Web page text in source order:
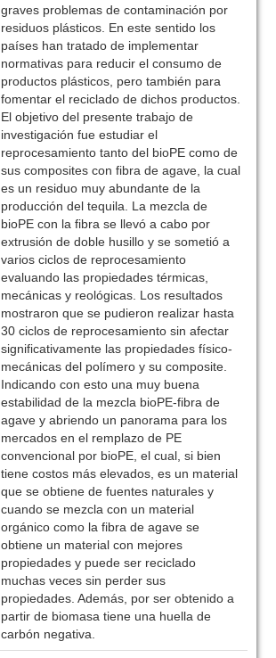
graves problemas de contaminación por
residuos plásticos. En este sentido los
países han tratado de implementar
normativas para reducir el consumo de
productos plásticos, pero también para
fomentar el reciclado de dichos productos.
El objetivo del presente trabajo de
investigación fue estudiar el
reprocesamiento tanto del bioPE como de
sus composites con fibra de agave, la cual
es un residuo muy abundante de la
producción del tequila. La mezcla de
bioPE con la fibra se llevó a cabo por
extrusión de doble husillo y se sometió a
varios ciclos de reprocesamiento
evaluando las propiedades térmicas,
mecánicas y reológicas. Los resultados
mostraron que se pudieron realizar hasta
30 ciclos de reprocesamiento sin afectar
significativamente las propiedades físico-
mecánicas del polímero y su composite.
Indicando con esto una muy buena
estabilidad de la mezcla bioPE-fibra de
agave y abriendo un panorama para los
mercados en el remplazo de PE
convencional por bioPE, el cual, si bien
tiene costos más elevados, es un material
que se obtiene de fuentes naturales y
cuando se mezcla con un material
orgánico como la fibra de agave se
obtiene un material con mejores
propiedades y puede ser reciclado
muchas veces sin perder sus
propiedades. Además, por ser obtenido a
partir de biomasa tiene una huella de
carbón negativa.